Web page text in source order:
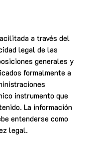
a través del
legal de las
generales y
formalmente a
instrumento que
La información
entenderse como
legal.